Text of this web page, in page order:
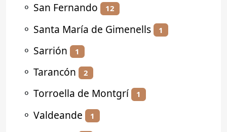
⚬ San Fernando 12
⚬ Santa María de Gimenells 1
⚬ Sarrión 1
⚬ Tarancón 2
⚬ Torroella de Montgrí 1
⚬ Valdeande 1